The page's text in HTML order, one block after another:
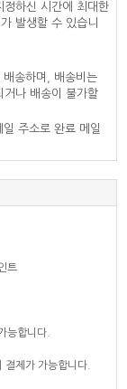
하신 시간에 최대한
발생할 수 있습니
송하며, 배송비는
나 배송이 불가할
주소로 완료 메일
트
능합니다.
제가 가능합니다.